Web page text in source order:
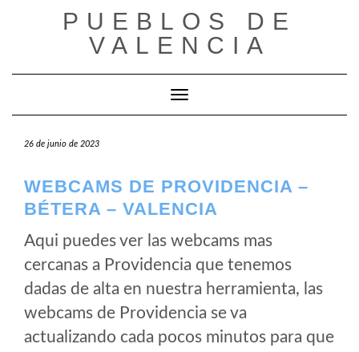
PUEBLOS DE
VALENCIA
Cambiar modo de navegación
26 de junio de 2023
WEBCAMS DE PROVIDENCIA –
BÉTERA – VALENCIA
Aqui puedes ver las webcams mas
cercanas a Providencia que tenemos
dadas de alta en nuestra herramienta, las
webcams de Providencia se va
actualizando cada pocos minutos para que